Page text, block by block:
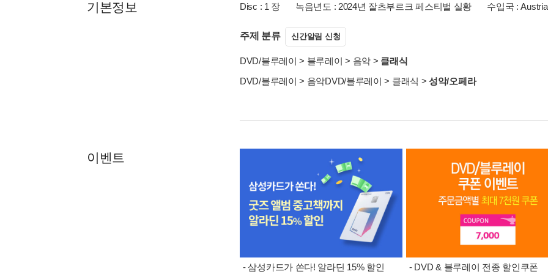
기본정보 Disc : 1 장 녹음년도 : 2024년 잘츠부르크 페스티벌 실황 수입국 : Austria
주제 분류 신간알림 신청
DVD/블루레이 > 블루레이 > 음악 > 클래식
DVD/블루레이 > 음악DVD/블루레이 > 클래식 >성악/오페라
이벤트
- 삼성카드가 쏜다! 알라딘 15% 할인 - DVD & 블루레이 전종 할인쿠폰